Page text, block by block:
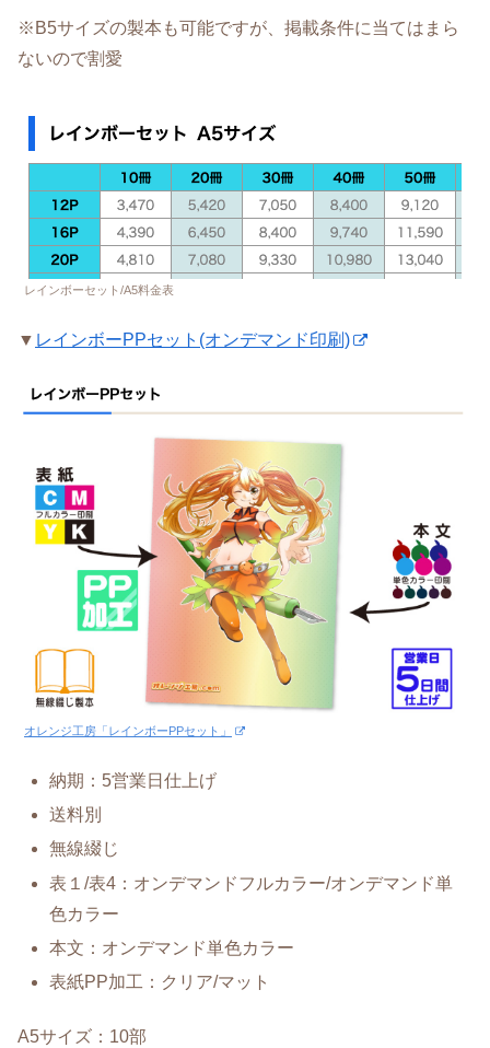
※B5サイズの製本も可能ですが、掲載条件に当てはまら
ないので割愛
レインボーセット/A5料金表
▼ レインボーPPセット(オンデマンド印刷)
オレンジ工房「レインボーPPセット」
納期：5営業日仕上げ
送料別
無線綴じ
表１/表4：オンデマンドフルカラー/オンデマンド単
色カラー
本文：オンデマンド単色カラー
表紙PP加工：クリア/マット
A5サイズ：10部